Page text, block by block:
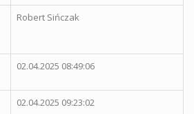
Robert Sińczak
02.04.2025 08:49:06
02.04.2025 09:23:02